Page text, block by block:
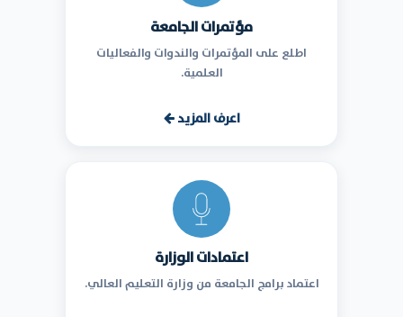
مؤتمرات الجامعة
اطلع على المؤتمرات والندوات والفعاليات
العلمية.
اعرف المزيد
اعتمادات الوزارة
اعتماد برامج الجامعة من وزارة التعليم العالي.